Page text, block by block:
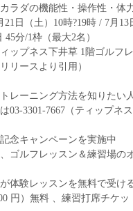
ラダの機能性・操作性・体
21日（土）10時?19時 / 7月
分/1枠（最大2名）
ップネス下井草 1階ゴルフ
リースより引用）
レーニング方法を知りたい
03-3301-7667（ティップネ
念キャンペーンを実施中
ゴルフレッスン＆練習場の
体験レッスンを無料で受け
円）無料 、練習打席チケッ